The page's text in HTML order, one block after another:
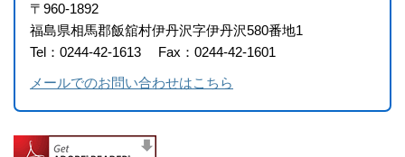
〒960-1892
福島県相馬郡飯舘村伊丹沢字伊丹沢580番地1
Tel：0244-42-1613
Fax：0244-42-1601
メールでのお問い合わせはこちら